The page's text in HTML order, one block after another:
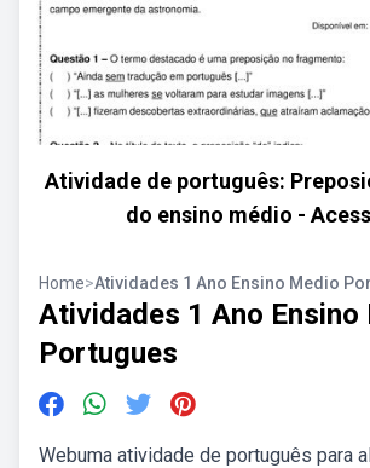
Atividade de português:
do ensino médio -
Home>Atividades 1 Ano Ensino Medio
Atividades 1 Ano Ensino
Portugues
Webuma atividade de português para